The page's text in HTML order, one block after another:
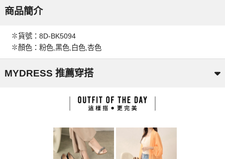
商品簡介
✽貨號：8D-BK5094
✽顏色：粉色,黑色,白色,杏色
MYDRESS 推薦穿搭